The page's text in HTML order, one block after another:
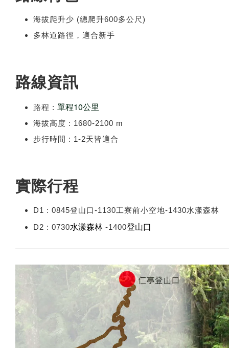
海拔爬升少 (總爬升600多公尺)
多林道路徑，適合新手
路線資訊
路程 : 單程10公里
海拔高度 : 1680-2100 m
步行時間 : 1-2天皆適合
實際行程
D1 : 0845登山口-1130工寮前小空地-1430水漾森林
D2 : 0730水漾森林 -1400登山口